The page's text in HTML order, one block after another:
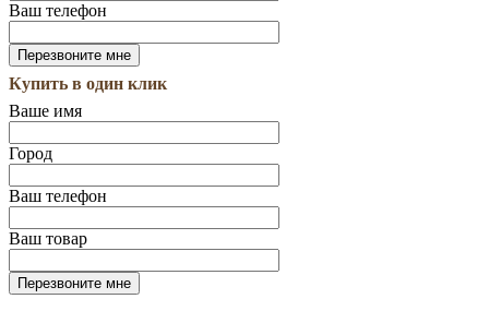
Ваш телефон
Купить в один клик
Ваше имя
Город
Ваш телефон
Ваш товар